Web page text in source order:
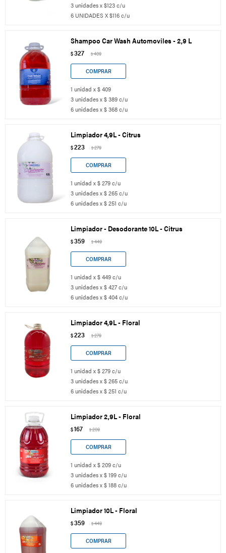
3 unidades x $123 c/u
6 UNIDADES X $116 c/u
Shampoo Car Wash Automoviles - 2,9 L
$327 $409
1 unidad x $ 409
3 unidades x $ 389 c/u
6 unidades x $ 368 c/u
Limpiador 4,9L - Citrus
$223 $279
1 unidad x $ 279 c/u
3 unidades x $ 265 c/u
6 unidades x $ 251 c/u
Limpiador - Desodorante 10L - Citrus
$359 $449
1 unidad x $ 449 c/u
3 unidades x $ 427 c/u
6 unidades x $ 404 c/u
Limpiador 4,9L - Floral
$223 $279
1 unidad x $ 279 c/u
3 unidades x $ 265 c/u
6 unidades x $ 251 c/u
Limpiador 2,9L - Floral
$167 $209
1 unidad x $ 209 c/u
3 unidades x $ 199 c/u
6 unidades x $ 188 c/u
Limpiador 10L - Floral
$359 $449